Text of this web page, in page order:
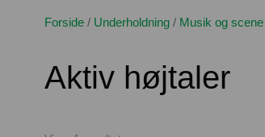
Forside / Underholdning / Musik og scene
Aktiv højtaler